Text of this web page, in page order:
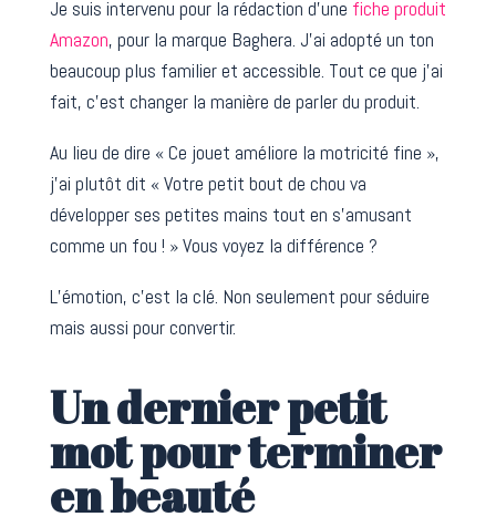
Je suis intervenu pour la rédaction d’une fiche produit
Amazon, pour la marque Baghera. J’ai adopté un ton
beaucoup plus familier et accessible. Tout ce que j’ai
fait, c’est changer la manière de parler du produit.
Au lieu de dire « Ce jouet améliore la motricité fine »,
j’ai plutôt dit « Votre petit bout de chou va
développer ses petites mains tout en s’amusant
comme un fou ! » Vous voyez la différence ?
L’émotion, c’est la clé. Non seulement pour séduire
mais aussi pour convertir.
Un dernier petit
mot pour terminer
en beauté